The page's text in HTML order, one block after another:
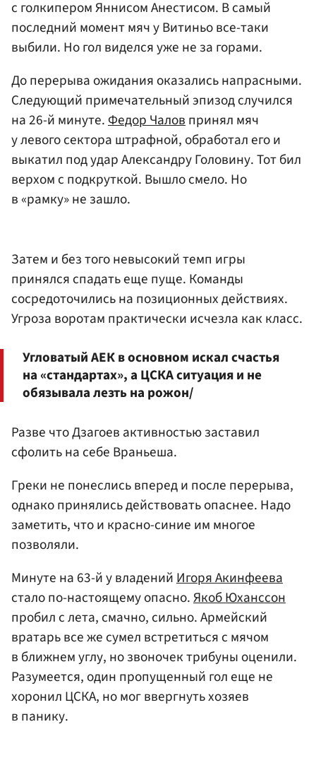
с голкиперомЯннисом Анестисом. В самый
последний момент мяч у Витиньо все-таки
выбили. Но гол виделся уже не за горами.
До перерыва ожидания оказались напрасными.
Следующий примечательный эпизод случился
на 26-й минуте.Федор Чаловпринял мяч
у левого сектора штрафной, обработал его и
выкатил под удар Александру Головину. Тот бил
верхом с подкруткой. Вышло смело. Но
в «рамку» не зашло.
Затем и без того невысокий темп игры
принялся спадать еще пуще. Команды
сосредоточились на позиционных действиях.
Угроза воротам практически исчезла как класс.
Угловатый АЕК в основном искал счастья
на «стандартах», а ЦСКА ситуация и не
обязывала лезть на рожон/
Разве что Дзагоев активностью заставил
сфолить на себе Враньеша.
Греки не понеслись вперед и после перерыва,
однако принялись действовать опаснее. Надо
заметить, что и красно-синие им многое
позволяли.
Минуте на 63-й у владенийИгоря Акинфеева
стало по-настоящему опасно.Якоб Юханссон
пробил с лета, смачно, сильно. Армейский
вратарь все же сумел встретиться с мячом
в ближнем углу, но звоночек трибуны оценили.
Разумеется, один пропущенный гол еще не
хоронил ЦСКА, но мог ввергнуть хозяев
в панику.